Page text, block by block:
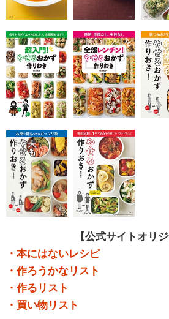
【公式サイトオリジ
・本にはないレシピ
・作ろうかなリスト
・作るリスト
・買い物リスト